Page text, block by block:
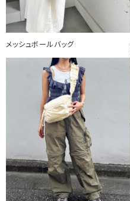
メッシュボールバッグ